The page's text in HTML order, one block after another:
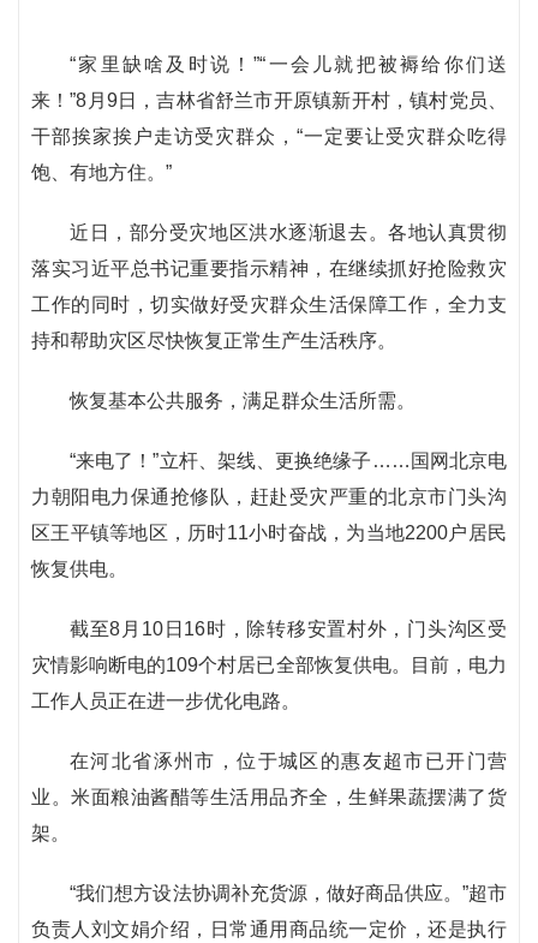
“家里缺啥及时说！”“一会儿就把被褥给你们送
来！”8月9日，吉林省舒兰市开原镇新开村，镇村党员、
干部挨家挨户走访受灾群众，“一定要让受灾群众吃得
饱、有地方住。”
近日，部分受灾地区洪水逐渐退去。各地认真贯彻
落实习近平总书记重要指示精神，在继续抓好抢险救灾
工作的同时，切实做好受灾群众生活保障工作，全力支
持和帮助灾区尽快恢复正常生产生活秩序。
恢复基本公共服务，满足群众生活所需。
“来电了！”立杆、架线、更换绝缘子……国网北京电
力朝阳电力保通抢修队，赶赴受灾严重的北京市门头沟
区王平镇等地区，历时11小时奋战，为当地2200户居民
恢复供电。
截至8月10日16时，除转移安置村外，门头沟区受
灾情影响断电的109个村居已全部恢复供电。目前，电力
工作人员正在进一步优化电路。
在河北省涿州市，位于城区的惠友超市已开门营
业。米面粮油酱醋等生活用品齐全，生鲜果蔬摆满了货
架。
“我们想方设法协调补充货源，做好商品供应。”超市
负责人刘文娟介绍，日常通用商品统一定价，还是执行